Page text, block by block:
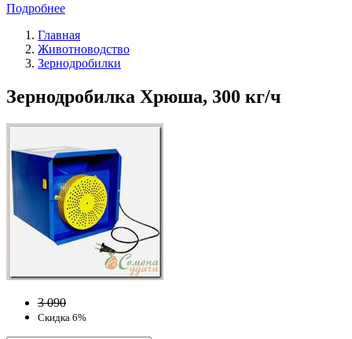
Подробнее
Главная
Животноводство
Зернодробилки
Зернодробилка Хрюша, 300 кг/ч
3 090
Скидка 6%